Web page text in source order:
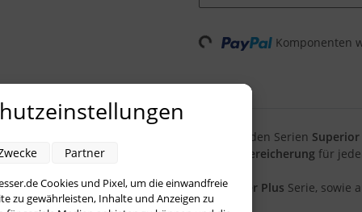
Loading... Komponenten
geschmiedete und gestanzte Messer aus den Serien Superior
mit seiner umfangreichen Bereicherung für
derHerstellungvon Kochmessern derPremier Plus Serie, sowie
dieser Messer entdecken.
Cookies und Pixel, um die einwandfreie
zu gewährleisten, Inhalte und Anzeigen zu
Partner